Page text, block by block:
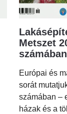
Metszet
számában
Európai és
sorát
számában –
házak és a